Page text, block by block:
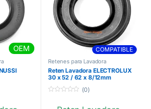
OEM COMPATIBLE
Retenes para Lavadora
Reten Lavadora ELECTROLUX
30 x 52 / 62 x 8/12mm
(0)